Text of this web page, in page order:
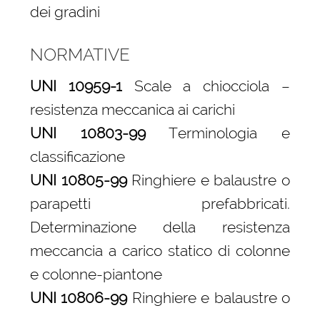
dei gradini
NORMATIVE
UNI 10959-1Scale a chiocciola –
resistenza meccanica ai carichi
UNI 10803-99Terminologia e
classificazione
UNI 10805-99Ringhiere e balaustre o
parapetti prefabbricati.
Determinazione della resistenza
meccancia a carico statico di colonne
e colonne-piantone
UNI 10806-99Ringhiere e balaustre o